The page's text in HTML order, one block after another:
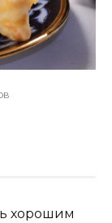
хорошим